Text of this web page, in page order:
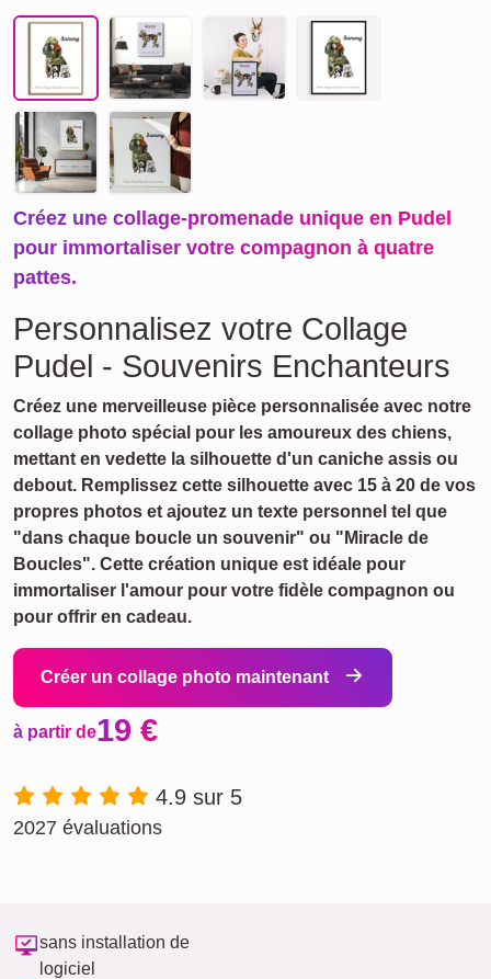
Créez une collage-promenade unique en Pudel
pour immortaliser votre compagnon à quatre
pattes.
Personnalisez votre Collage
Pudel - Souvenirs Enchanteurs
Créez une merveilleuse pièce personnalisée avec notre
collage photo spécial pour les amoureux des chiens,
mettant en vedette la silhouette d'un caniche assis ou
debout. Remplissez cette silhouette avec 15 à 20 de vos
propres photos et ajoutez un texte personnel tel que
"dans chaque boucle un souvenir" ou "Miracle de
Boucles". Cette création unique est idéale pour
immortaliser l'amour pour votre fidèle compagnon ou
pour offrir en cadeau.
Créer un collage photo maintenant
à partir de19 €
4.9 sur 5
2027 évaluations
sans installation de
logiciel